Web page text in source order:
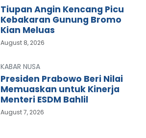
Tiupan Angin Kencang Picu
Kebakaran Gunung Bromo
Kian Meluas
August 8, 2026
KABAR NUSA
Presiden Prabowo Beri Nilai
Memuaskan untuk Kinerja
Menteri ESDM Bahlil
August 7, 2026